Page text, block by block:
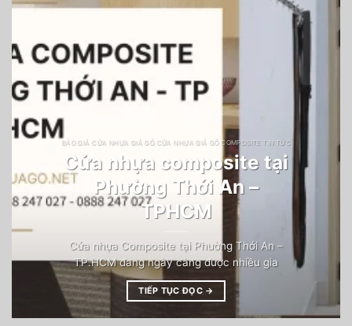
BÁO GIÁ CỬA NHỰA GIẢ GỖ CỬA NHỰA GIẢ GỖ COMPOSITE TIN TỨC
Cửa nhựa composite tại
Phường Thới An –
TPHCM
Cửa nhựa Composite tại Phường Thới An –
TP.HCM đang ngày càng được nhiều gia
TIẾP TỤC ĐỌC →